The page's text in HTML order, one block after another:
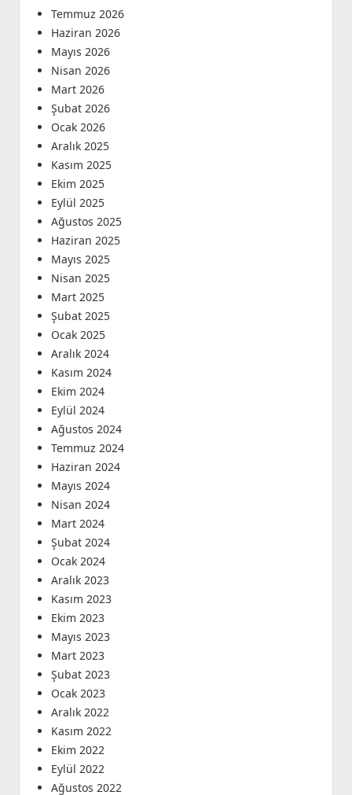
Temmuz 2026
Haziran 2026
Mayıs 2026
Nisan 2026
Mart 2026
Şubat 2026
Ocak 2026
Aralık 2025
Kasım 2025
Ekim 2025
Eylül 2025
Ağustos 2025
Haziran 2025
Mayıs 2025
Nisan 2025
Mart 2025
Şubat 2025
Ocak 2025
Aralık 2024
Kasım 2024
Ekim 2024
Eylül 2024
Ağustos 2024
Temmuz 2024
Haziran 2024
Mayıs 2024
Nisan 2024
Mart 2024
Şubat 2024
Ocak 2024
Aralık 2023
Kasım 2023
Ekim 2023
Mayıs 2023
Mart 2023
Şubat 2023
Ocak 2023
Aralık 2022
Kasım 2022
Ekim 2022
Eylül 2022
Ağustos 2022